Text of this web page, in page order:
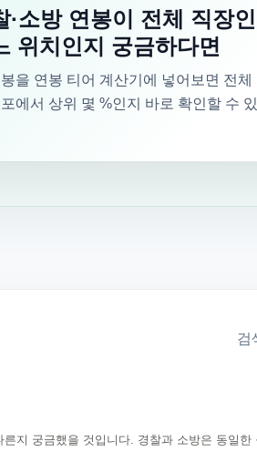
·소방 연봉이 전체 직장인
위치인지 궁금하다면
을 연봉 티어 계산기에 넣어보면 전체
에서 상위 몇 %인지 바로 확인할 수 있
검
지 궁금했을 것입니다. 경찰과 소방은 동일